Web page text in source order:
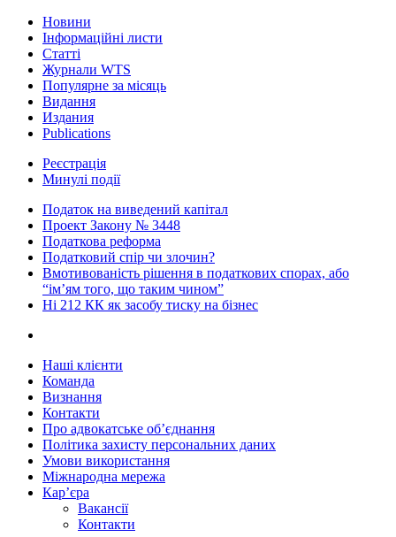
Новини
Інформаційні листи
Статті
Журнали WTS
Популярне за місяць
Видання
Издания
Publications
Реєстрація
Минулі події
Податок на виведений капітал
Проект Закону № 3448
Податкова реформа
Податковий спір чи злочин?
Вмотивованість рішення в податкових спорах, або
“ім’ям того, що таким чином”
Ні 212 КК як засобу тиску на бізнес
Наші клієнти
Команда
Визнання
Контакти
Про адвокатське об’єднання
Політика захисту персональних даних
Умови використання
Міжнародна мережа
Кар’єра
Вакансії
Контакти